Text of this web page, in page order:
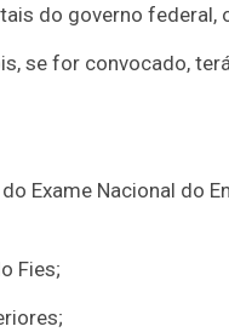
do governo federal,
se for convocado,
Exame Nacional do
Fies;